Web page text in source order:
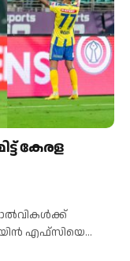
കേരള
എഫ്‌സിയെ…